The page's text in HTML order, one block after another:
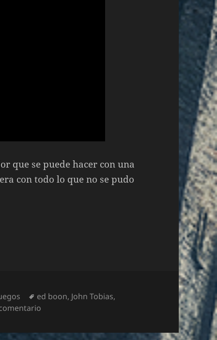
que se puede hacer con una
con todo lo que no se pudo
(XXVIII) Mortal Kombat 2 y Legacy Kollection
Etiquetas
ed boon, John Tobias,
en Especial Juegos de Lucha (XXVIII) Mortal